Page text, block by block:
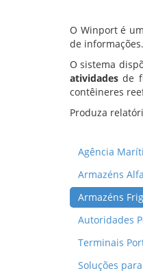
O Winport é
de informações.
O sistema
atividades de
contêineres
Produza
Agência
Armazéns
Armazéns
Autoridades
Terminais
Soluções